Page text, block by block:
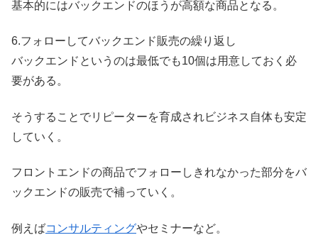
基本的にはバックエンドのほうが高額な商品となる。
6.フォローしてバックエンド販売の繰り返し
バックエンドというのは最低でも10個は用意しておく必
要がある。
そうすることでリピーターを育成されビジネス自体も安定
していく。
フロントエンドの商品でフォローしきれなかった部分をバ
ックエンドの販売で補っていく。
例えばコンサルティングやセミナーなど。